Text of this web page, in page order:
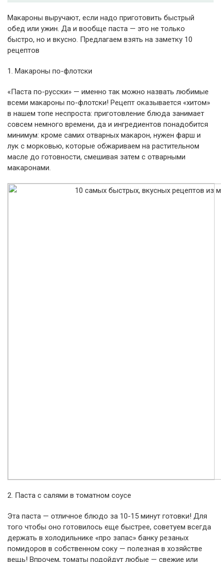
Макароны выручают, если надо приготовить быстрый
обед или ужин. Да и вообще паста — это не только
быстро, но и вкусно. Предлагаем взять на заметку 10
рецептов
1. Макароны по-флотски
«Паста по-русски» — именно так можно назвать любимые
всеми макароны по-флотски! Рецепт оказывается «хитом»
в нашем топе неспроста: приготовление блюда занимает
совсем немного времени, да и ингредиентов понадобится
минимум: кроме самих отварных макарон, нужен фарш и
лук с морковью, которые обжариваем на растительном
масле до готовности, смешивая затем с отварными
макаронами.
2. Паста с салями в томатном соусе
Эта паста — отличное блюдо за 10-15 минут готовки! Для
того чтобы оно готовилось еще быстрее, советуем всегда
держать в холодильнике «про запас» банку резаных
помидоров в собственном соку — полезная в хозяйстве
вещь! Впрочем, томаты подойдут любые — свежие или